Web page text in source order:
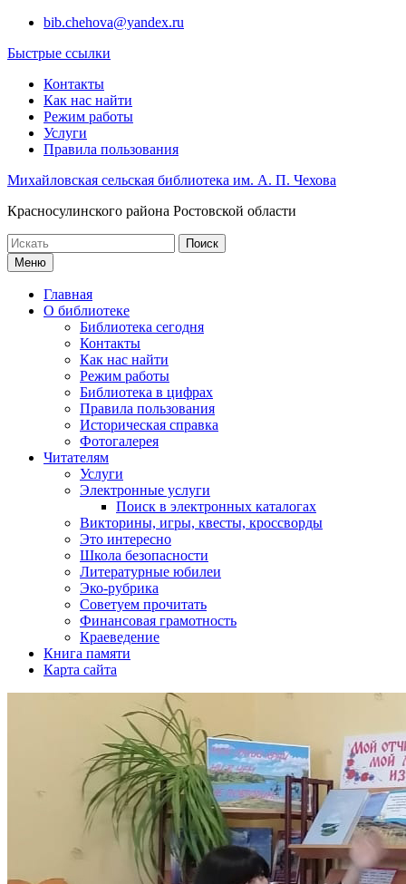
Перейти
содержимому
bib.chehova@yandex.ru
Быстрые ссылки
Контакты
Как нас найти
Режим работы
Услуги
Правила пользования
Михайловская сельская библиотека им. А. П. Чехова
Красносулинского района Ростовской области
Поиск
по:Меню
Главная
О библиотеке
Библиотека сегодня
Контакты
Как нас найти
Режим работы
Библиотека в цифрах
Правила пользования
Историческая справка
Фотогалерея
Читателям
Услуги
Электронные услуги
Поиск в электронных каталогах
Викторины, игры, квесты, кроссворды
Это интересно
Школа безопасности
Литературные юбилеи
Эко-рубрика
Советуем прочитать
Финансовая грамотность
Краеведение
Книга памяти
Карта сайта